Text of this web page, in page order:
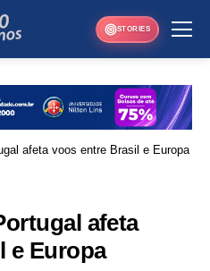
STORIES
afeta voos entre Brasil e Europa
afeta
e Europa